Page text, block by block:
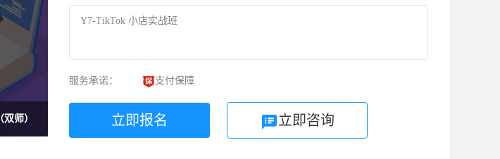
师）
Y7-TikTok 小店实战班
服务承诺： 支付保障
立即报名 立即咨询